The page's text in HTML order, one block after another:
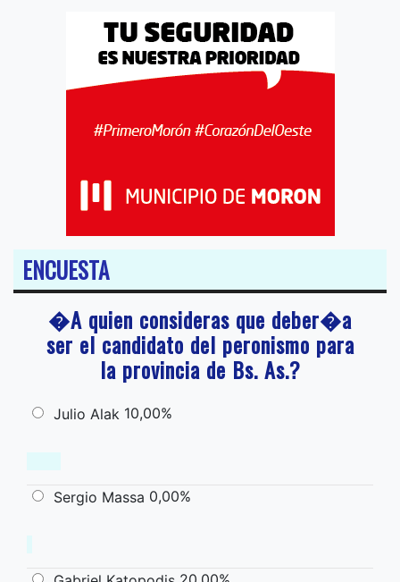
ENCUESTA
�A quien consideras que deber�a
ser el candidato del peronismo para
la provincia de Bs. As.?
Julio Alak 10,00%
Sergio Massa 0,00%